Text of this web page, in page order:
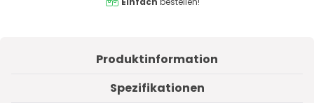
Produktinformation
Spezifikationen